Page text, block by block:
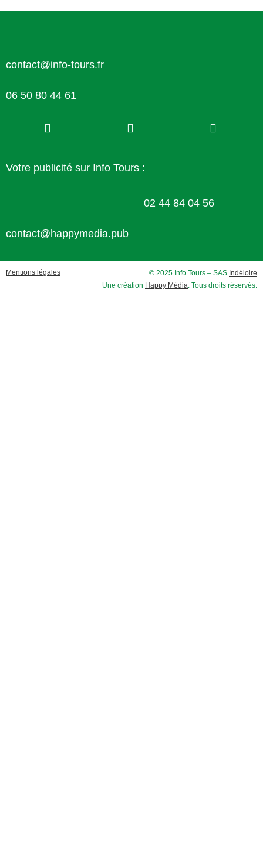
contact@info-tours.fr
06 50 80 44 61
Votre publicité sur Info Tours :
02 44 84 04 56
contact@happymedia.pub
Mentions légales © 2025 Info Tours – SAS Indéloire
Une création Happy Média . Tous droits réservés.